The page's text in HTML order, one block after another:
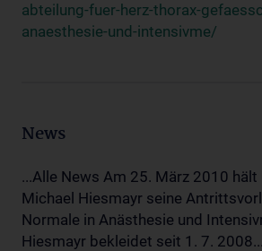
abteilung-fuer-herz-thorax-
anaesthesie-und-intensivme/
News
...Alle News Am 25. März 2010 hält
Michael Hiesmayr seine
Normale in Anästhesie und
Hiesmayr bekleidet seit 1. 7. 2008...